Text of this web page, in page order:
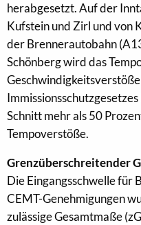
herabgesetzt. Auf der
Kufstein und Zirl und von
der Brennerautobahn
Schönberg wird das
Schnitt mehr als 50
Tempoverstöße.
Grenzüberschreitender
Die Eingangsschwelle für
CEMT-Genehmigungen
zulässige Gesamtmaße